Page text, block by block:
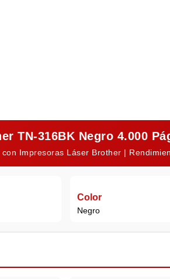
TN-316BK Negro 4.000
Impresoras Láser Brother |
Color
Negro